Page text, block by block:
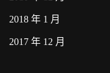
2018 年 1 月
2017 年 12 月